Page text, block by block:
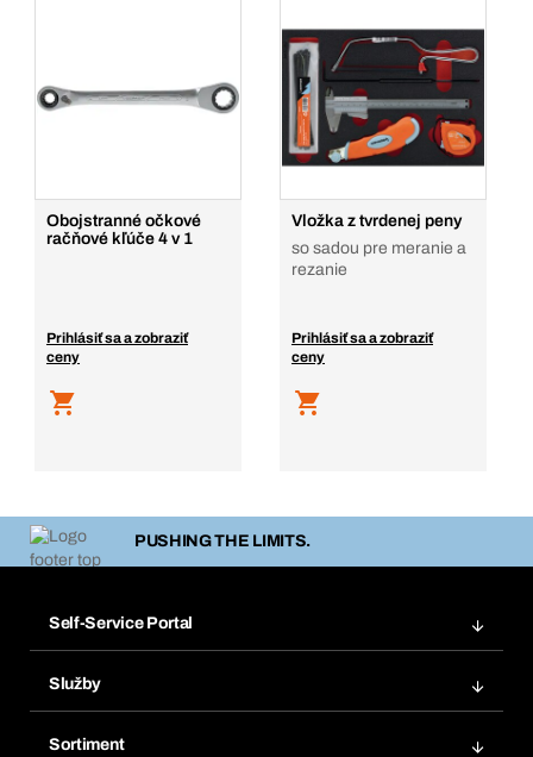
Obojstranné očkové
račňové kľúče 4 v 1
Prihlásiť sa a zobraziť
ceny
Vložka z tvrdenej peny
so sadou pre meranie a
rezanie
Prihlásiť sa a zobraziť
ceny
PUSHING THE LIMITS.
Self-Service Portal
Obľúbené
Služby
Sortiment